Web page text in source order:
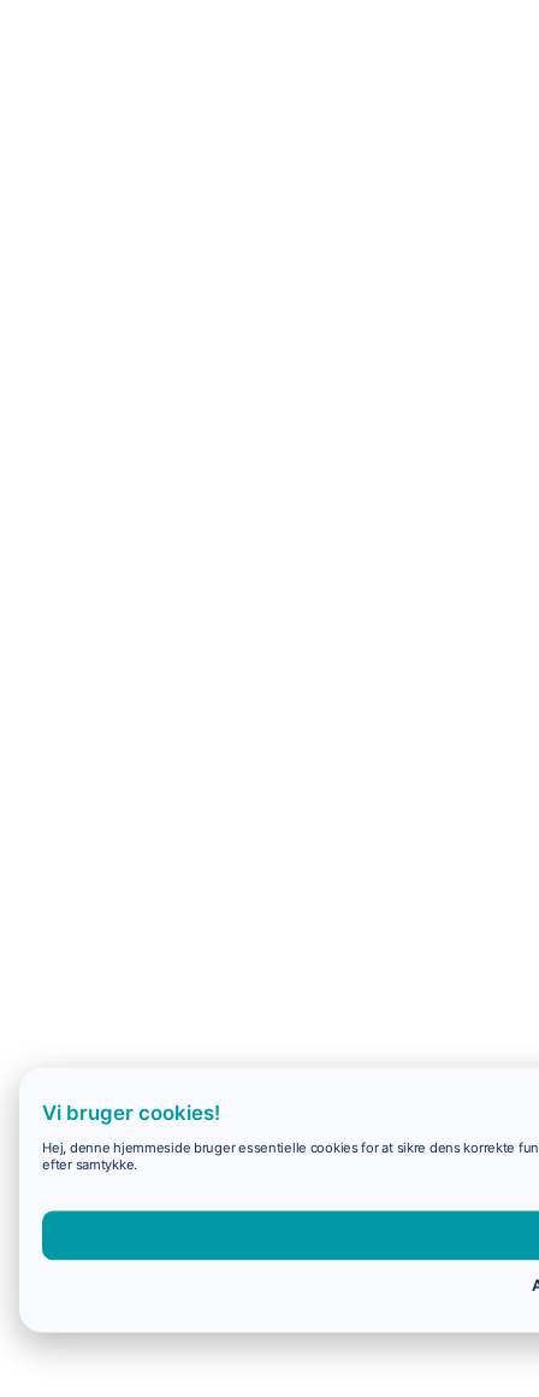
Vi bruger cookies!
Hej, denne hjemmeside bruger essentielle cookies for at sikre dens korrekte
efter samtykke.